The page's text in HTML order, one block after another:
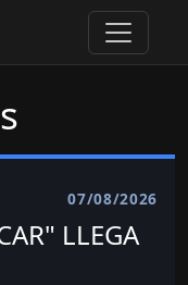
07/08/2026
LLEGA